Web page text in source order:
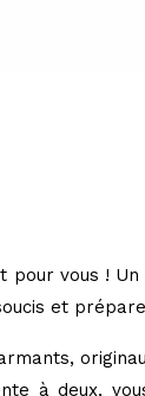
pour vous !
et
à deux,